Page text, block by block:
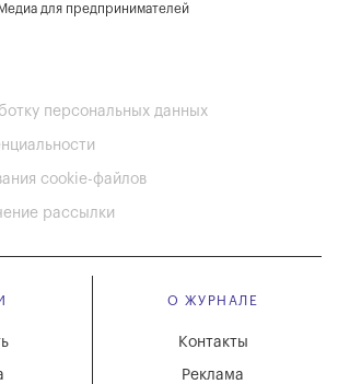
Медиа для предпринимателей
персональных данных
cookie-файлов
рассылки
О ЖУРНАЛЕ
Реклама
Контакты